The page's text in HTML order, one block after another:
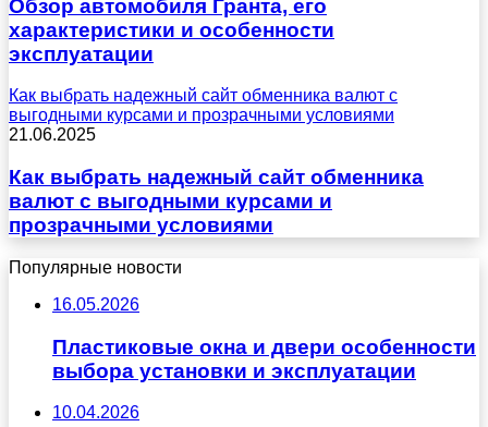
Обзор автомобиля Гранта, его
характеристики и особенности
эксплуатации
Как выбрать надежный сайт обменника валют с
выгодными курсами и прозрачными условиями
21.06.2025
Как выбрать надежный сайт обменника
валют с выгодными курсами и
прозрачными условиями
Популярные новости
16.05.2026
Пластиковые окна и двери особенности
выбора установки и эксплуатации
10.04.2026